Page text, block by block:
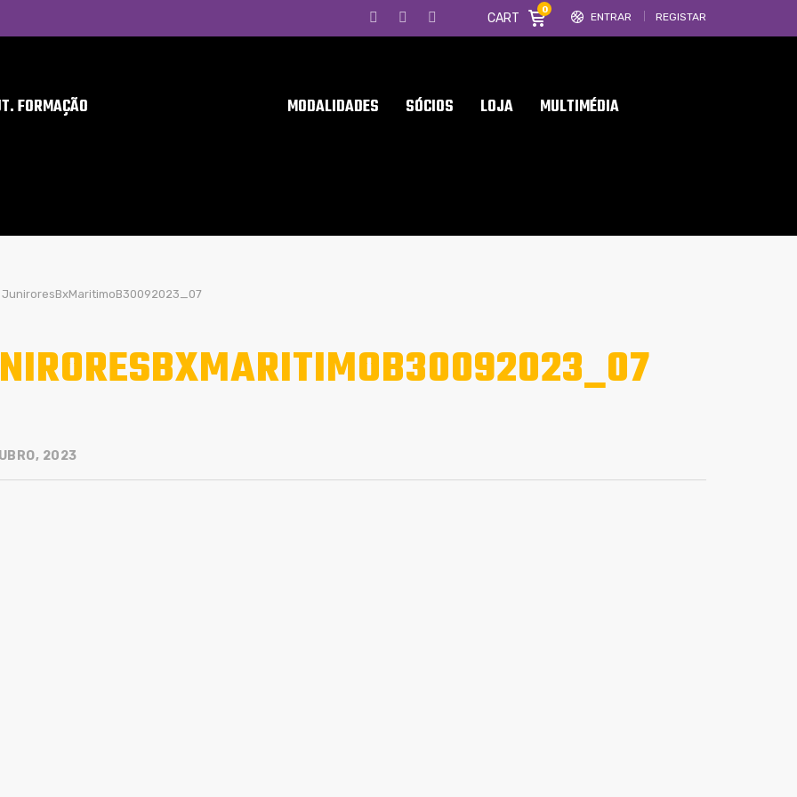
ENTRAR REGISTAR
CART
0
FORMAÇÃO MODALIDADES SÓCIOS LOJA MULTIMÉDIA
JuniroresBxMaritimoB30092023_07
2023